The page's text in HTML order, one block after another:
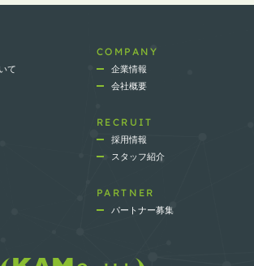
COMPANY
て
企業情報
会社概要
RECRUIT
採用情報
スタッフ紹介
PARTNER
パートナー募集